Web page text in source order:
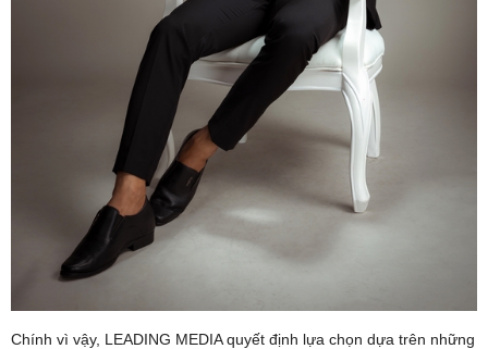
Chính vì vậy, LEADING MEDIA quyết định lựa chọn dựa trên những